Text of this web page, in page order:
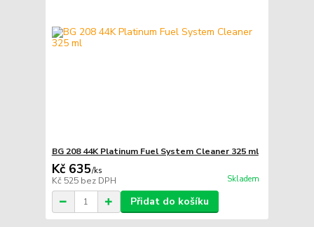
BG 208 44K Platinum Fuel System Cleaner 325 ml
Kč 635/ks
Kč 525 bez DPH Skladem
Přidat do košíku